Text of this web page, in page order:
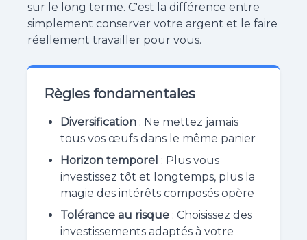
sur le long terme. C'est la différence entre
simplement conserver votre argent et le faire
réellement travailler pour vous.
Règles fondamentales
Diversification : Ne mettez jamais
tous vos œufs dans le même panier
Horizon temporel : Plus vous
investissez tôt et longtemps, plus la
magie des intérêts composés opère
Tolérance au risque : Choisissez des
investissements adaptés à votre